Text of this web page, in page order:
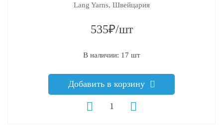
Lang Yarns, Швейцария
535₽/шт
В наличии: 17 шт
Добавить в корзину